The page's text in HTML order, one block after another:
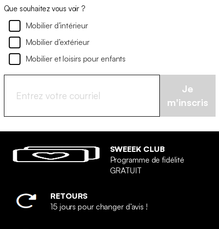
Que souhaitez vous voir ?
Mobilier d’intérieur
Mobilier d’extérieur
Mobilier et loisirs pour enfants
Je
m'inscris
SWEEEK CLUB
Programme de fidélité
GRATUIT
RETOURS
15 jours pour changer d’avis !